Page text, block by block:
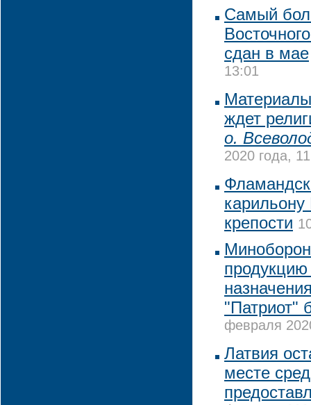
Самый
сдан в мае
13:01
ждет
о.
2020 года,
карильону
крепости
продукцию
"Патриот"
февраля
Латвия
месте